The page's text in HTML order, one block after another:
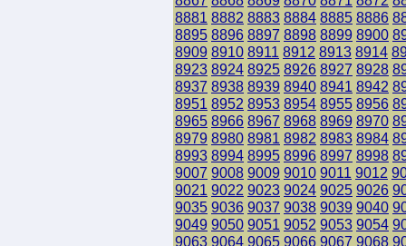
8881 8882 8883 8884 8885 8886
8895 8896 8897 8898 8899 8900
8909 8910 8911 8912 8913 8914
8923 8924 8925 8926 8927 8928
8937 8938 8939 8940 8941 8942
8951 8952 8953 8954 8955 8956
8965 8966 8967 8968 8969 8970
8979 8980 8981 8982 8983 8984
8993 8994 8995 8996 8997 8998
9007 9008 9009 9010 9011 9012
9021 9022 9023 9024 9025 9026
9035 9036 9037 9038 9039 9040
9049 9050 9051 9052 9053 9054
9063 9064 9065 9066 9067 9068